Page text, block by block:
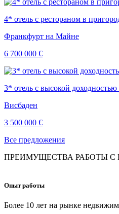
4* отель c рестораном в
Франкфурт на Майне
6 700 000 €
3* отель с высокой
Висбаден
3 500 000 €
Все предложения
ПРЕИМУЩЕСТВА РАБОТЫ С
Опыт работы
Более 10 лет на рынке